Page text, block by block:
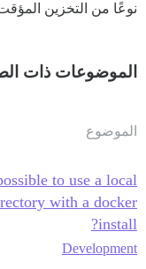
نوعًا من التخزين
الموضوعات ذات
الموضوع
to use a local
with a docker
install?
Development